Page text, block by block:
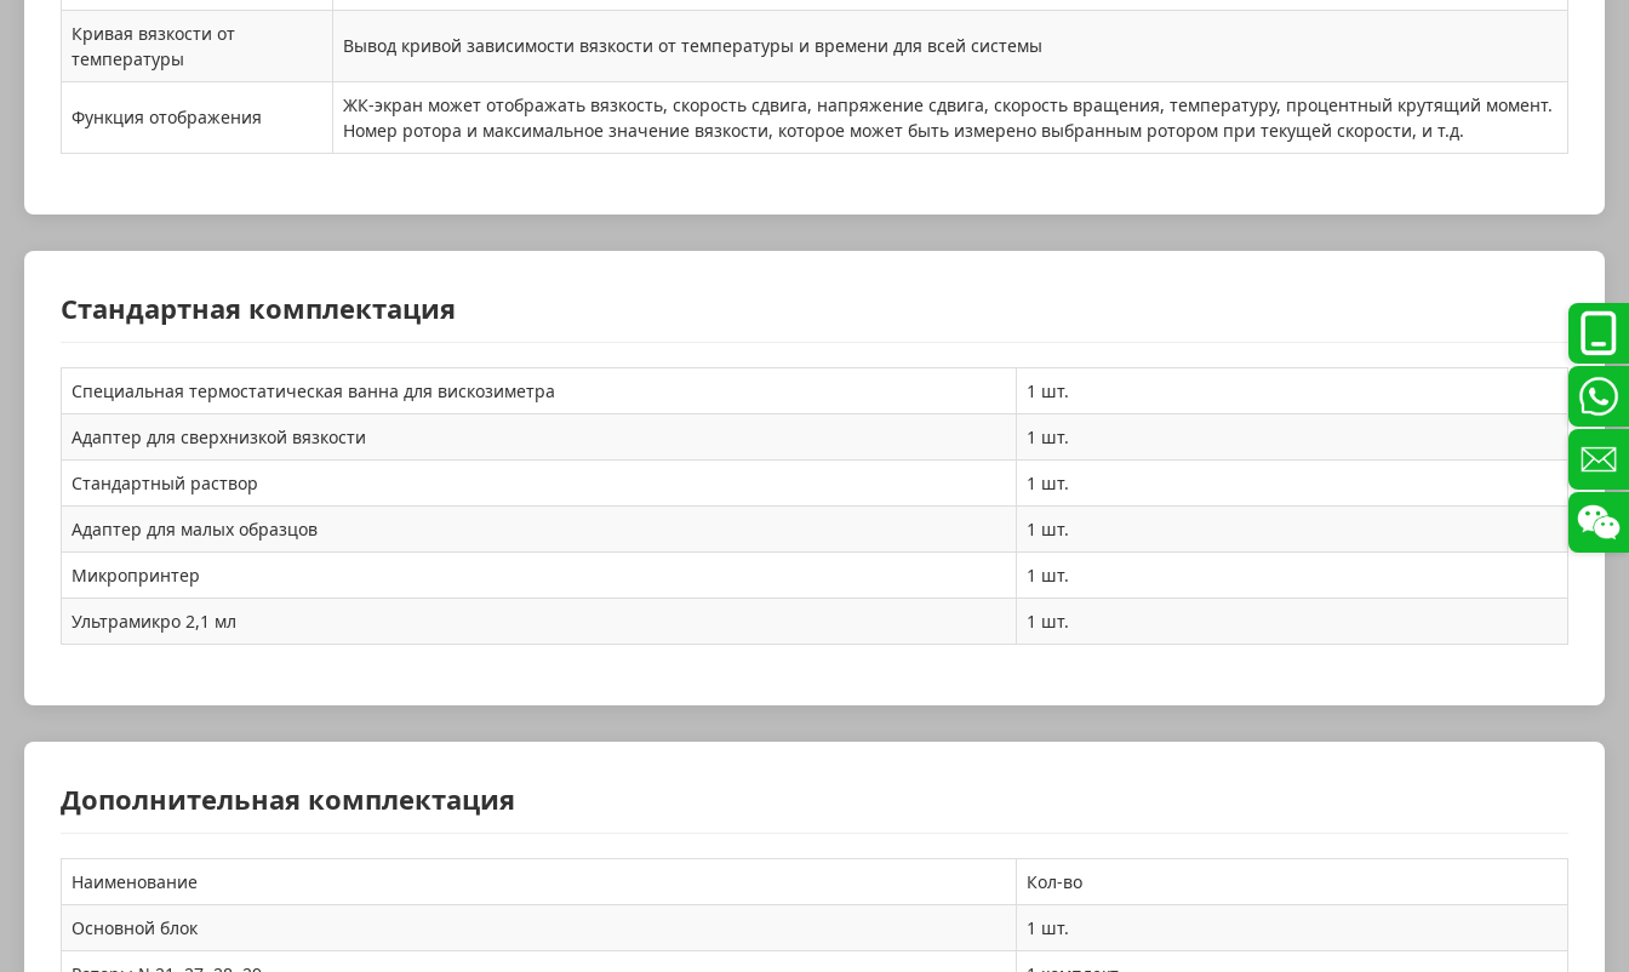
Кривая вязкости от
температуры
Вывод кривой зависимости вязкости от температуры и времени для всей системы
Функция отображения
ЖК-экран может отображать вязкость, скорость сдвига, напряжение сдвига, скорость вращения, температуру, процентный крутящий момент.
Номер ротора и максимальное значение вязкости, которое может быть измерено выбранным ротором при текущей скорости, и т.д.
Стандартная комплектация
Специальная термостатическая ванна для вискозиметра
1 шт.
Адаптер для сверхнизкой вязкости
1 шт.
Стандартный раствор
1 шт.
Адаптер для малых образцов
1 шт.
Микропринтер
1 шт.
Ультрамикро 2,1 мл
1 шт.
Дополнительная комплектация
Наименование
Кол-во
Основной блок
1 шт.